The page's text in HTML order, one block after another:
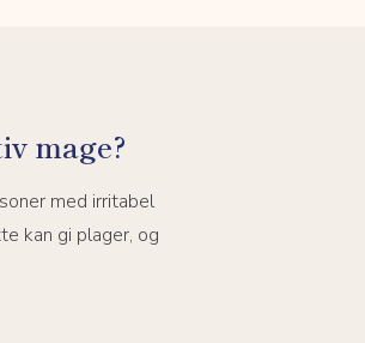
mage?
med irritabel
kan gi plager, og